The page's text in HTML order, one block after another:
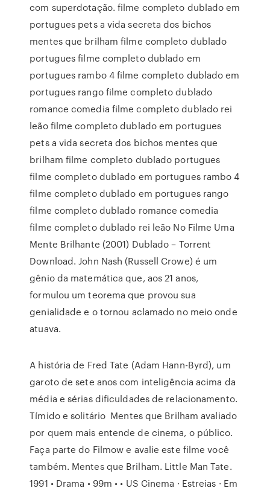
com superdotação. filme completo dublado em
portugues pets a vida secreta dos bichos
mentes que brilham filme completo dublado
portugues filme completo dublado em
portugues rambo 4 filme completo dublado em
portugues rango filme completo dublado
romance comedia filme completo dublado rei
leão filme completo dublado em portugues
pets a vida secreta dos bichos mentes que
brilham filme completo dublado portugues
filme completo dublado em portugues rambo 4
filme completo dublado em portugues rango
filme completo dublado romance comedia
filme completo dublado rei leão No Filme Uma
Mente Brilhante (2001) Dublado – Torrent
Download. John Nash (Russell Crowe) é um
gênio da matemática que, aos 21 anos,
formulou um teorema que provou sua
genialidade e o tornou aclamado no meio onde
atuava.
A história de Fred Tate (Adam Hann-Byrd), um
garoto de sete anos com inteligência acima da
média e sérias dificuldades de relacionamento.
Tímido e solitário Mentes que Brilham avaliado
por quem mais entende de cinema, o público.
Faça parte do Filmow e avalie este filme você
também. Mentes que Brilham. Little Man Tate.
1991 • Drama • 99m • • US Cinema · Estreias · Em